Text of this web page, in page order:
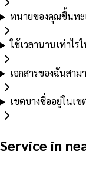
ทนายของคุณขึ้นทะ
ใช้เวลานานเท่าไร
เอกสารของฉันสาม
เขตบางซื่ออยู่ในเ
Service in